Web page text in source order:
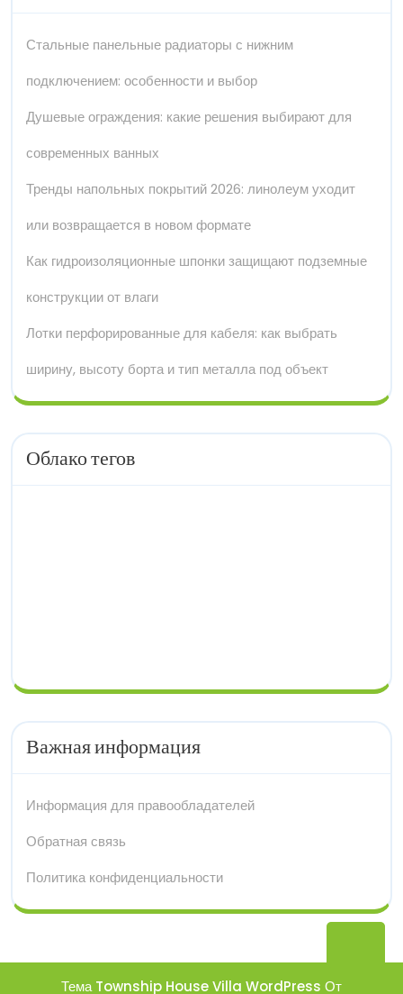
Стальные панельные радиаторы с нижним
подключением: особенности и выбор
Душевые ограждения: какие решения выбирают для
современных ванных
Тренды напольных покрытий 2026: линолеум уходит
или возвращается в новом формате
Как гидроизоляционные шпонки защищают подземные
конструкции от влаги
Лотки перфорированные для кабеля: как выбрать
ширину, высоту борта и тип металла под объект
Облако тегов
Важная информация
Информация для правообладателей
Обратная связь
Политика конфиденциальности
Тема Township House Villa WordPress От